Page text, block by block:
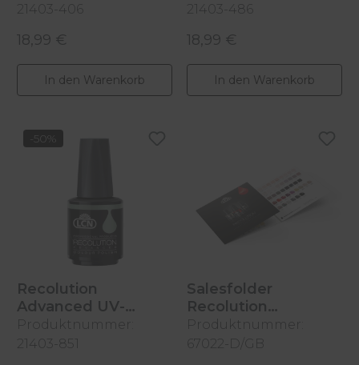
Silk Seduction, 10ml
21403-406
Regulärer Preis:
18,99 €
In den Warenkorb
Dark Black Cherry, 10ml
21403-486
Regulärer Preis:
18,99 €
In den Warenkorb
-50%
Recolution
Advanced UV-
Colour Polish
One World, 10 ml
Produktnummer:
21403-851
Salesfolder
Recolution
Advanced
Produktnummer:
67022-D/GB